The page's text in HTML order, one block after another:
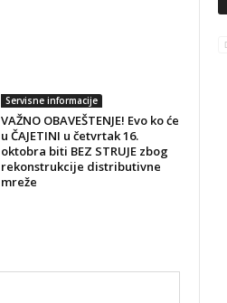
Servisne informacije
VAŽNO OBAVEŠTENJE! Evo ko će
u ČAJETINI u četvrtak 16.
oktobra biti BEZ STRUJE zbog
rekonstrukcije distributivne
mreže